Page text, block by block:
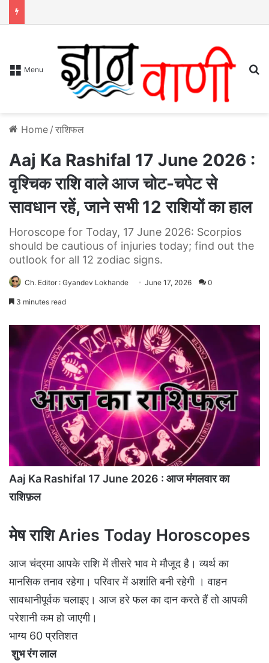
Menu
Home / राशिफल
Aaj Ka Rashifal 17 June 2026 :
वृश्चिक राशि वाले आज चोट-चपेट से
सावधान रहें, जाने सभी 12 राशियों का हाल
Horoscope for Today, 17 June 2026: Scorpios
should be cautious of injuries today; find out the
outlook for all 12 zodiac signs.
Ch. Editor : Gyandev Lokhande June 17, 2026 0
3 minutes read
Aaj Ka Rashifal 17 June 2026 : आज मंगलवार का
राशिफ़ल
मेष राशि Aries Today Horoscopes
आज चंद्रमा आपके राशि में तीसरे भाव मे मौजूद है। व्यर्थ का
मानसिक तनाव रहेगा। परिवार में अशांति बनी रहेगी । वाहन
सावधानीपूर्वक चलाइए। आज हरे फल का दान करते हैं तो आपकी
परेशानी कम हो जाएगी।
भाग्य 60 प्रतिशत
शुभ रंग लाल